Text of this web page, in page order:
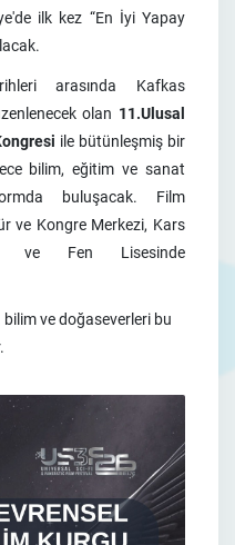
ilk kez “En İyi Yapay
arasında Kafkas
olan 11.Ulusal
ile bütünleşmiş bir
bilim, eğitim ve sanat
buluşacak. Film
ve Kongre Merkezi, Kars
ve Fen Lisesinde
ve doğaseverleri bu